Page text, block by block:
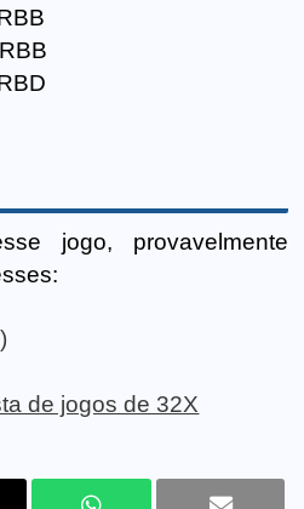
jogo, provavelmente
de jogos de 32X